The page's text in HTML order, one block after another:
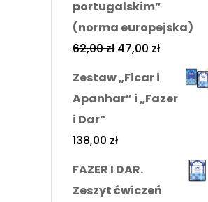
portugalskim”
(norma europejska)
62,00zł 47,00 zł
Zestaw „Ficar i
Apanhar” i „Fazer
i Dar”
138,00 zł
FAZER I DAR.
Zeszyt ćwiczeń